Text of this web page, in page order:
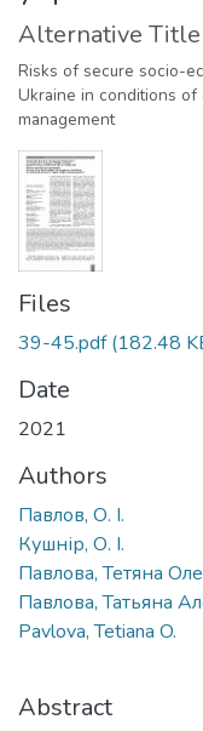
Alternative Title
Risks of secure socio-
Ukraine in conditions
management
Files
39-45.pdf(182.48
Date
2021
Authors
Павлов, О. І.
Кушнір, О. І.
Павлова, Тетяна
Павлова, Татьяна
Pavlova, Tetiana O.
Abstract